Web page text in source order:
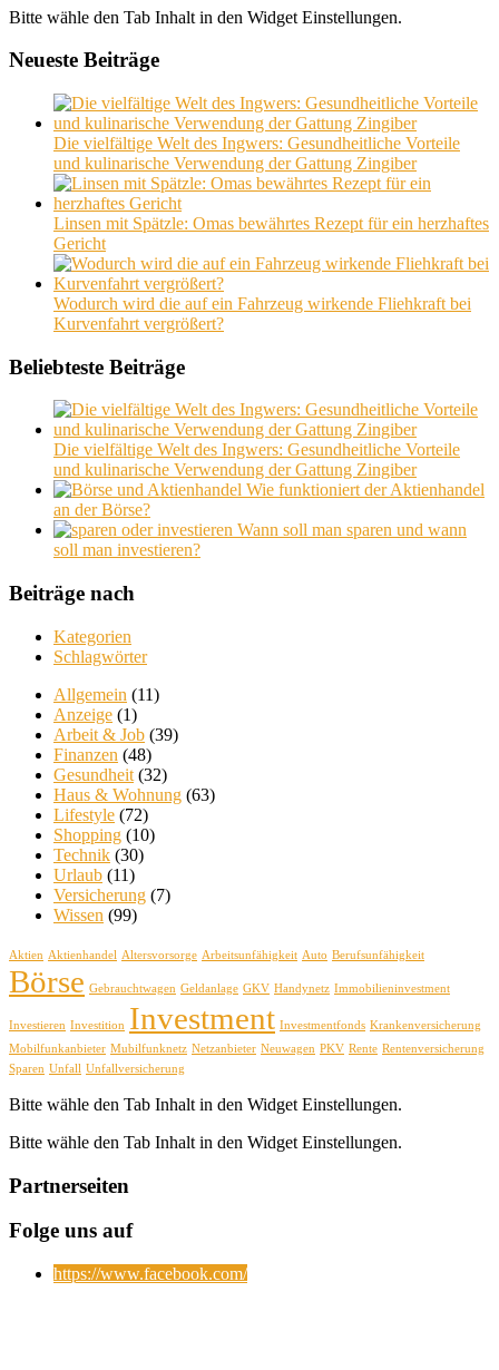
Bitte wähle den Tab Inhalt in den Widget Einstellungen.
Neueste Beiträge
Die vielfältige Welt des Ingwers: Gesundheitliche Vorteile
und kulinarische Verwendung der Gattung Zingiber
Linsen mit Spätzle: Omas bewährtes Rezept für ein herzhaftes
Gericht
Wodurch wird die auf ein Fahrzeug wirkende Fliehkraft bei
Kurvenfahrt vergrößert?
Beliebteste Beiträge
Die vielfältige Welt des Ingwers: Gesundheitliche Vorteile
und kulinarische Verwendung der Gattung Zingiber
Wie funktioniert der Aktienhandel
an der Börse?
Wann soll man sparen und wann
soll man investieren?
Beiträge nach
Kategorien
Schlagwörter
Allgemein (11)
Anzeige (1)
Arbeit & Job (39)
Finanzen (48)
Gesundheit (32)
Haus & Wohnung (63)
Lifestyle (72)
Shopping (10)
Technik (30)
Urlaub (11)
Versicherung (7)
Wissen (99)
Aktien Aktienhandel Altersvorsorge Arbeitsunfähigkeit Auto Berufsunfähigkeit
Börse Gebrauchtwagen Geldanlage GKV Handynetz Immobilieninvestment
Investieren Investition Investment Investmentfonds Krankenversicherung
Mobilfunkanbieter Mubilfunknetz Netzanbieter Neuwagen PKV Rente Rentenversicherung
Sparen Unfall Unfallversicherung
Bitte wähle den Tab Inhalt in den Widget Einstellungen.
Bitte wähle den Tab Inhalt in den Widget Einstellungen.
Partnerseiten
Folge uns auf
https://www.facebook.com/